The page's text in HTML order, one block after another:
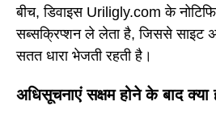
बीच, डिवाइस Uriligly.com के
सब्सक्रिप्शन ले लेता है, जिससे साइट
सतत धारा भेजती रहती है।
अधिसूचनाएं सक्षम होने के बाद क्या